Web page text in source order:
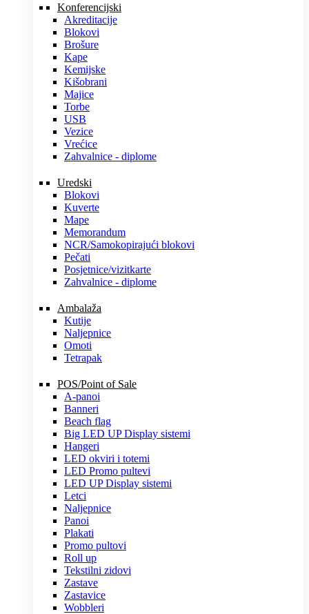
Konferencijski
Akreditacije
Blokovi
Brošure
Kape
Kemijske
Kišobrani
Majice
Torbe
USB
Vezice
Vrećice
Zahvalnice - diplome
Uredski
Blokovi
Kuverte
Mape
Memorandum
NCR/Samokopirajući blokovi
Pečati
Posjetnice/vizitkarte
Zahvalnice - diplome
Ambalaža
Kutije
Naljepnice
Omoti
Tetrapak
POS/Point of Sale
A-panoi
Banneri
Beach flag
Big LED UP Display sistemi
Hangeri
LED okviri i totemi
LED Promo pultevi
LED UP Display sistemi
Letci
Naljepnice
Panoi
Plakati
Promo pultovi
Roll up
Tekstilni zidovi
Zastave
Zastavice
Wobbleri